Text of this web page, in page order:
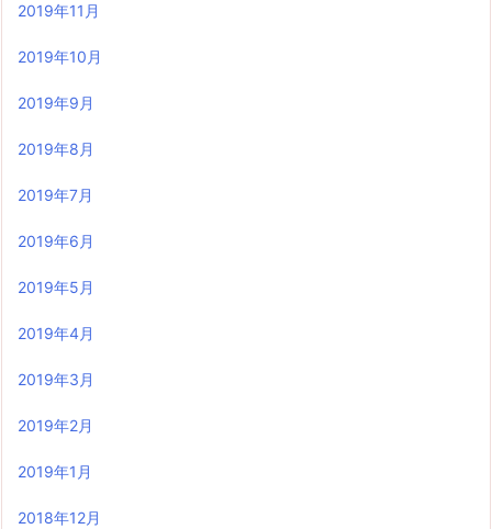
2019年11月
2019年10月
2019年9月
2019年8月
2019年7月
2019年6月
2019年5月
2019年4月
2019年3月
2019年2月
2019年1月
2018年12月